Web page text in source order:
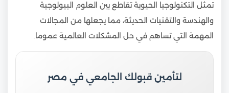
تمثل التكنولوجيا الحيوية تقاطع بين العلوم البيولوجية
والهندسة والتقنيات الحديثة، مما يجعلها من المجالات
المهمة التي تساهم في حل المشكلات العالمية عموما.
لتأمين قبولك الجامعي في مصر